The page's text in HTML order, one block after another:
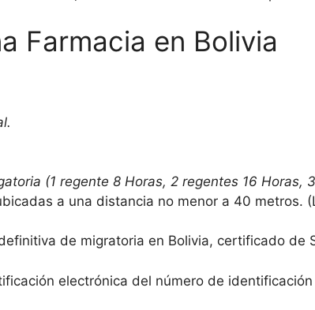
Farmacia en Bolivia
(1 regente 8 Horas, 2 regentes 16 Horas,
a una distancia no menor a 40 metros.
de migratoria en Bolivia, certificado de
electrónica del número de